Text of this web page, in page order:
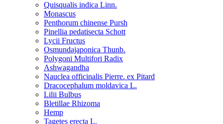
Quisqualis indica Linn.
Monascus
Penthorum chinense Pursh
Pinellia pedatisecta Schott
Lycii Fructus
Osmundajaponica Thunb.
Polygoni Multifori Radix
Ashwagandha
Nauclea officinalis Pierre. ex Pitard
Dracocephalum moldavica L.
Lilii Bulbus
Bletillae Rhizoma
Hemp
Tagetes erecta L.